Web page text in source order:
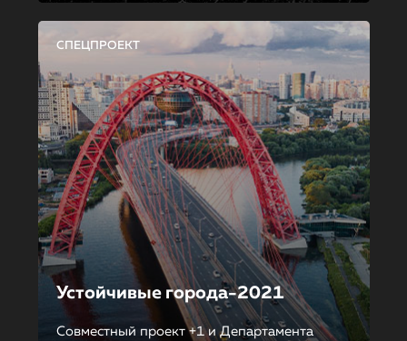
СПЕЦПРОЕКТ
Устойчивые города-2021
Совместный проект +1 и Департамента